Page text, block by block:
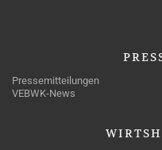
Pressemitteilungen
VEBWK-News